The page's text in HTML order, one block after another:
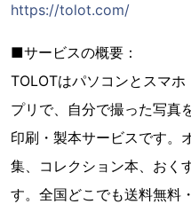
https://tolot.com/
■サービスの概要：
TOLOTはパソコンとスマ
プリで、自分で撮った写真
印刷・製本サービスです。
集、コレクション本、おく
す。全国どこでも送料無料